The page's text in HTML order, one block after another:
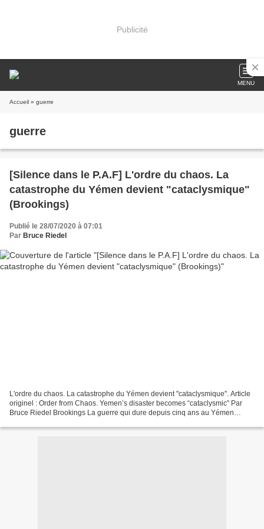
Publicité
MENU
Accueil » guerre
guerre
[Silence dans le P.A.F] L'ordre du chaos. La
catastrophe du Yémen devient "cataclysmique"
(Brookings)
Publié le 28/07/2020 à 07:01
Par Bruce Riedel
L'ordre du chaos. La catastrophe du Yémen devient "cataclysmique". Article
originel : Order from Chaos. Yemen’s disaster becomes “cataclysmic” Par
Bruce Riedel Brookings La guerre qui dure depuis cinq ans au Yémen